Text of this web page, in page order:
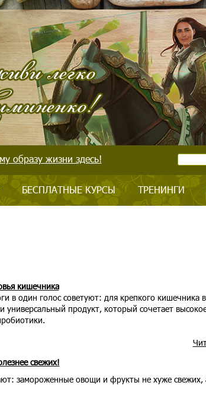
образу жизни здесь!
БЕСПЛАТНЫЕ КУРСЫ ТРЕНИНГИ
кишечника
в один голос советуют: для крепкого кишечника
универсальный продукт, который сочетает
свежих!
замороженные овощи и фрукты не хуже свежих,